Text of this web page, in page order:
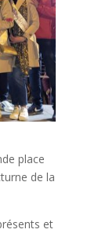
place
de la
et